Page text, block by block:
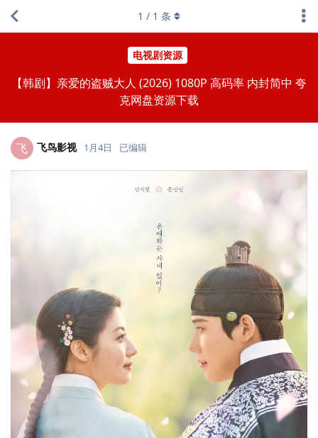
电视剧资源
【韩剧】亲爱的盗贼大人 (2026) 1080P 高码率 内封简中 夸
克网盘资源下载
1 / 1 条
飞 飞鸟影视 1月4日 已编辑